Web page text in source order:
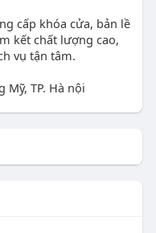
cấp khóa cửa, bản lề
kết chất lượng cao,
vụ tận tâm.
Mỹ, TP. Hà nội